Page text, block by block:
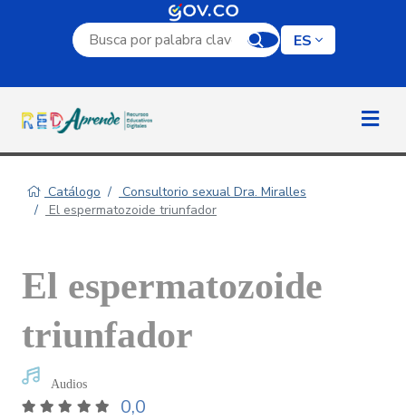
Campo de búsqueda por palabra clave
ES
Catálogo
Consultorio sexual Dra. Miralles
El espermatozoide triunfador
El espermatozoide
triunfador
Audios
0,0